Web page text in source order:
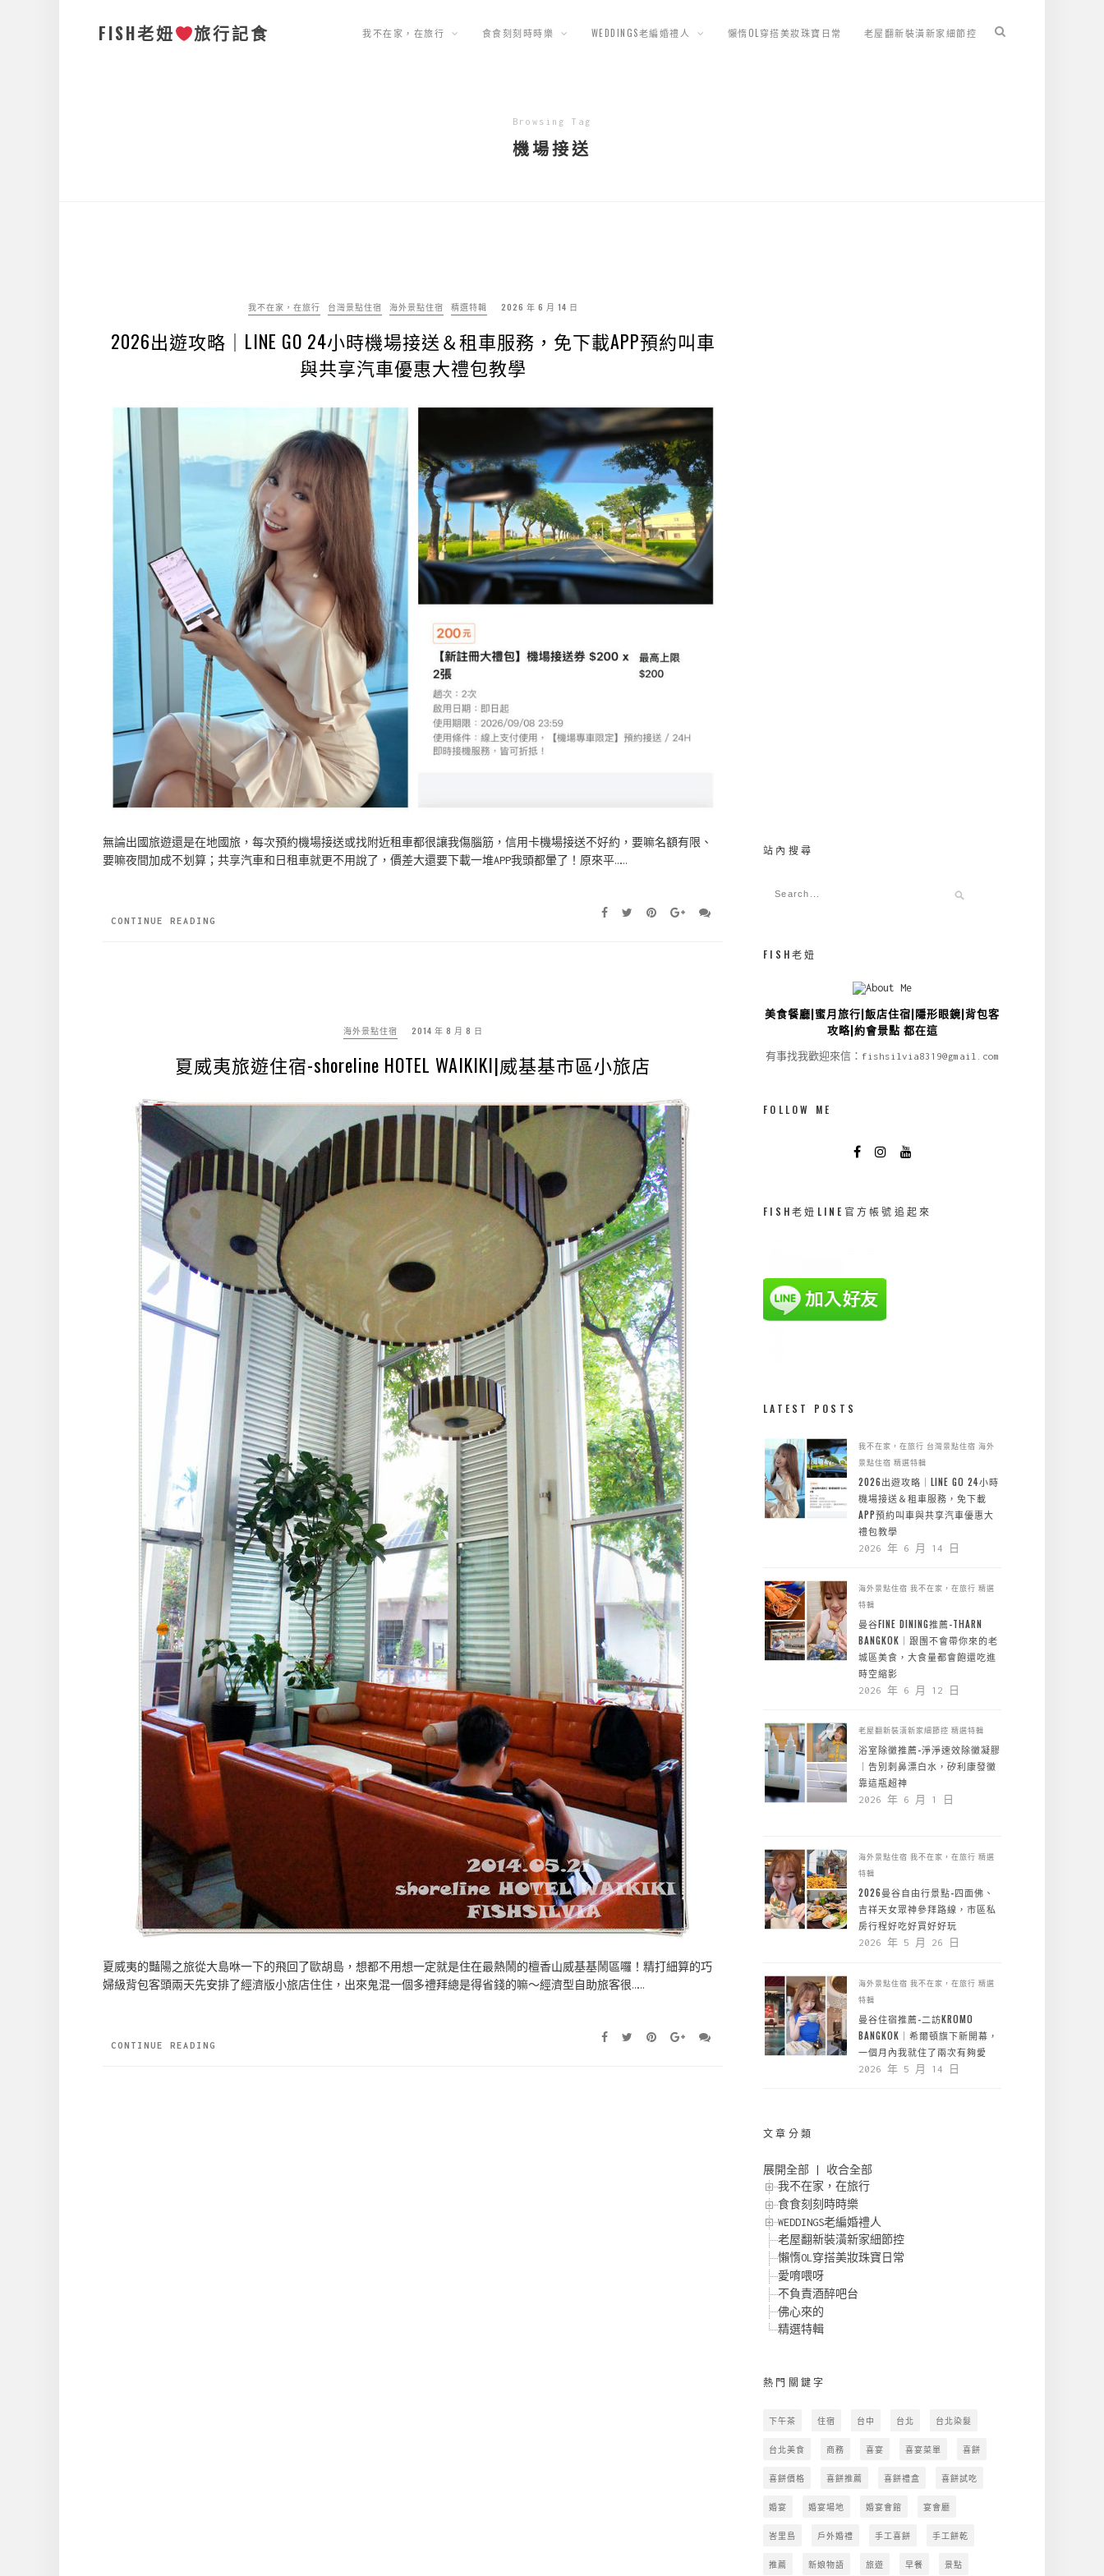
FISH老妞 旅行記食 我不在家，在旅行 食食刻刻時時樂 WEDDINGS老編婚禮人 懶惰OL穿搭美妝珠寶日常 老屋翻新裝潢新家細節控
Browsing Tag
機場接送
我不在家，在旅行 台灣景點住宿 海外景點住宿 精選特輯 2026 年 6 月 14 日
2026出遊攻略｜LINE GO 24小時機場接送＆租車服務，免下載APP預約叫車
與共享汽車優惠大禮包教學
無論出國旅遊還是在地國旅，每次預約機場接送或找附近租車都很讓我傷腦筋，信用卡機場接送不好約，要嘛名額有限、
要嘛夜間加成不划算；共享汽車和日租車就更不用說了，價差大還要下載一堆APP我頭都暈了！原來平……
CONTINUE READING
海外景點住宿 2014 年 8 月 8 日
夏威夷旅遊住宿-shoreline HOTEL WAIKIKI|威基基市區小旅店
夏威夷的豔陽之旅從大島咻一下的飛回了歐胡島，想都不用想一定就是住在最熱鬧的檀香山威基基鬧區囉！精打細算的巧
婦級背包客頭兩天先安排了經濟版小旅店住住，出來鬼混一個多禮拜總是得省錢的嘛～經濟型自助旅客很……
CONTINUE READING
站內搜尋
FISH老妞
美食餐廳|蜜月旅行|飯店住宿|隱形眼鏡|背包客
攻略|約會景點 都在這
有事找我歡迎來信：fishsilvia8319@gmail.com
FOLLOW ME
FISH老妞LINE官方帳號追起來
LATEST POSTS
我不在家，在旅行 台灣景點住宿 海外
景點住宿 精選特輯
2026出遊攻略｜LINE GO 24小時
機場接送＆租車服務，免下載
APP預約叫車與共享汽車優惠大
禮包教學
2026 年 6 月 14 日
海外景點住宿 我不在家，在旅行 精選
特輯
曼谷FINE DINING推薦-THARN
BANGKOK｜跟團不會帶你來的老
城區美食，大食量都會飽還吃進
時空縮影
2026 年 6 月 12 日
老屋翻新裝潢新家細節控 精選特輯
浴室除黴推薦-淨淨速效除黴凝膠
｜告別刺鼻漂白水，矽利康發黴
靠這瓶超神
2026 年 6 月 1 日
海外景點住宿 我不在家，在旅行 精選
特輯
2026曼谷自由行景點-四面佛、
吉祥天女眾神參拜路線，市區私
房行程好吃好買好好玩
2026 年 5 月 26 日
海外景點住宿 我不在家，在旅行 精選
特輯
曼谷住宿推薦-二訪KROMO
BANGKOK｜希爾頓旗下新開幕，
一個月內我就住了兩次有夠愛
2026 年 5 月 14 日
文章分類
展開全部
收合全部
我不在家，在旅行
食食刻刻時時樂
WEDDINGS老編婚禮人
老屋翻新裝潢新家細節控
懶惰OL穿搭美妝珠寶日常
愛唷喂呀
不負責酒醉吧台
佛心來的
精選特輯
熱門關鍵字
下午茶 住宿 台中 台北 台北染髮
台北美食 商務 喜宴 喜宴菜單 喜餅
喜餅價格 喜餅推薦 喜餅禮盒 喜餅試吃
婚宴 婚宴場地 婚宴會館 宴會廳
峇里島 戶外婚禮 手工喜餅 手工餅乾
推薦 新娘物語 旅遊 早餐 景點